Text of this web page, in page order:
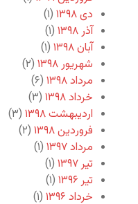
دی ۱۳۹۸
(۱)
آذر ۱۳۹۸
(۱)
آبان ۱۳۹۸
(۱)
شهریور ۱۳۹۸
(۲)
مرداد ۱۳۹۸
(۶)
خرداد ۱۳۹۸
(۳)
اردیبهشت ۱۳۹۸
(۳)
فروردین ۱۳۹۸
(۲)
مرداد ۱۳۹۷
(۱)
تیر ۱۳۹۷
(۱)
تیر ۱۳۹۶
(۱)
خرداد ۱۳۹۶
(۱)